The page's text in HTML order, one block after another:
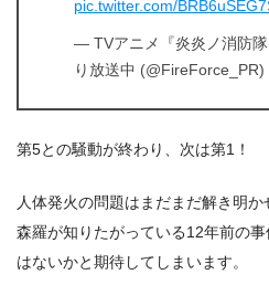
pic.twitter.com/
— TVアニメ『炎炎ノ消防
り放送中 (@FireForce_PR)
第5との騒動が終わり、次は第1！
人体発火の問題はまだまだ解き明
森羅が知りたがっている12年前の
はないかと期待してしまいます。